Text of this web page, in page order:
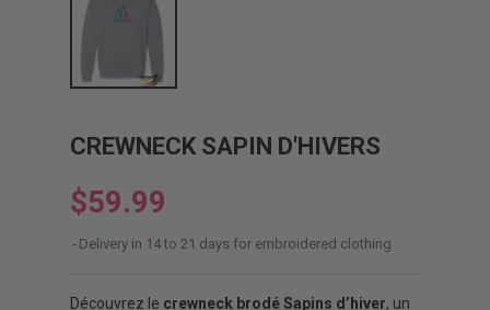
CREWNECK SAPIN D'HIVERS
$59.99
Delivery in 14 to 21 days for embroidered clothing
Découvrez le crewneck brodé Sapins d’hiver, un